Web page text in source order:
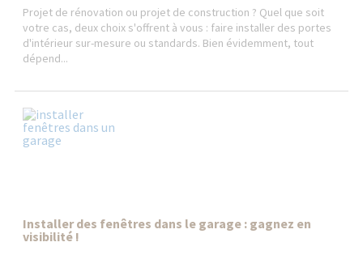
Projet de rénovation ou projet de construction ? Quel que soit
votre cas, deux choix s'offrent à vous : faire installer des portes
d'intérieur sur-mesure ou standards. Bien évidemment, tout
dépend...
Installer des fenêtres dans le garage : gagnez en
visibilité !